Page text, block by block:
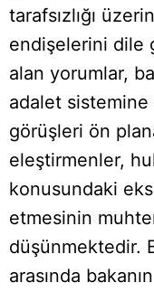
tarafsızlığı
endişelerini dile
alan yorumlar,
adalet sistemine
görüşleri ön
eleştirmenler,
konusundaki
etmesinin
düşünmektedir.
arasında